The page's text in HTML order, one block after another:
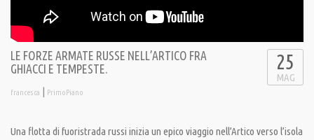
LE FORZE ARMATE RUSSE NELL’ARTICO FRA
GHIACCI E TEMPESTE.
francesca | PrimoPiano
25
MAG
Una flotta di fuoristrada russi inizia un epico viaggio nell’Artico verso l’isola